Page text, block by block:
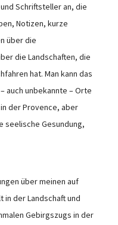
Schriftsteller an, die
Notizen, kurze
über die
die Landschaften, die
hat. Man kann das
auch unbekannte – Orte
der Provence, aber
seelische Gesundung,
über meinen auf
der Landschaft und
Gebirgszugs in der